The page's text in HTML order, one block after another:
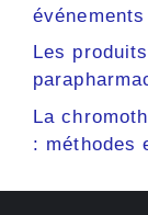
Les
La
: méthodes